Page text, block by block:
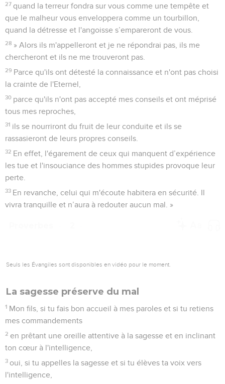
27 quand la terreur fondra sur vous comme une tempête et
que le malheur vous enveloppera comme un tourbillon,
quand la détresse et l'angoisse s’empareront de vous.
28 » Alors ils m'appelleront et je ne répondrai pas, ils me
chercheront et ils ne me trouveront pas.
29 Parce qu'ils ont détesté la connaissance et n'ont pas choisi
la crainte de l'Eternel,
30 parce qu'ils n'ont pas accepté mes conseils et ont méprisé
tous mes reproches,
31 ils se nourriront du fruit de leur conduite et ils se
rassasieront de leurs propres conseils.
32 En effet, l'égarement de ceux qui manquent d’expérience
les tue et l'insouciance des hommes stupides provoque leur
perte.
33 En revanche, celui qui m'écoute habitera en sécurité. Il
vivra tranquille et n’aura à redouter aucun mal. »
Seuls les Évangiles sont disponibles en vidéo pour le moment.
La sagesse préserve du mal
1 Mon fils, si tu fais bon accueil à mes paroles et si tu retiens
mes commandements
2 en prêtant une oreille attentive à la sagesse et en inclinant
ton cœur à l'intelligence,
3 oui, si tu appelles la sagesse et si tu élèves ta voix vers
l'intelligence,